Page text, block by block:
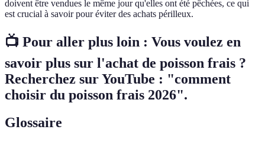
doivent être vendues le même jour qu'elles ont été pêchées, ce qui
est crucial à savoir pour éviter des achats périlleux.
📺 Pour aller plus loin : Vous voulez en
savoir plus sur l'achat de poisson frais ?
Recherchez sur YouTube : "comment
choisir du poisson frais 2026".
Glossaire